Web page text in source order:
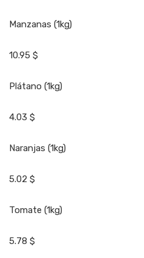
Manzanas (1kg)
10.95 $
Plátano (1kg)
4.03 $
Naranjas (1kg)
5.02 $
Tomate (1kg)
5.78 $